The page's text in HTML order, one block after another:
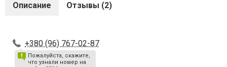
Описание Отзывы (2)
+380 (96) 767-02-87
Пожалуйста, скажите,
что узнали номер на